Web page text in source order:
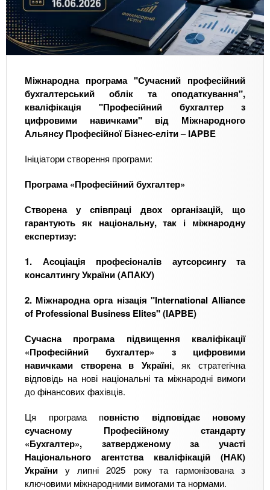
Міжнародна програма "Cучасний професійний
бухгалтерський облік та оподаткування",
кваліфікація "Професійний бухгалтер з
цифровими навичками" від Міжнародного
Альянсу Професійної Бізнес-еліти – IAPBE
Ініціатори створення програми:
Програма «Професійний бухгалтер»
Створена у співпраці двох організацій, що
гарантують як національну, так і міжнародну
експертизу:
1. Асоціація професіоналів аутсорсингу та
консалтингу України (АПАКУ)
2. Міжнародна орга нізація "International Alliance
of Professional Business Elites" (IAPBE)
Сучасна програма підвищення кваліфікації
«Професійний бухгалтер» з цифровими
навичками створена в Україні, як стратегічна
відповідь на нові національні та міжнародні вимоги
до фінансових фахівців.
Ця програма повністю відповідає новому
сучасному Професійному стандарту
«Бухгалтер», затвердженому за участі
Національного агентства кваліфікацій (НАК)
України у липні 2025 року та гармонізована з
ключовими міжнародними вимогами та нормами.